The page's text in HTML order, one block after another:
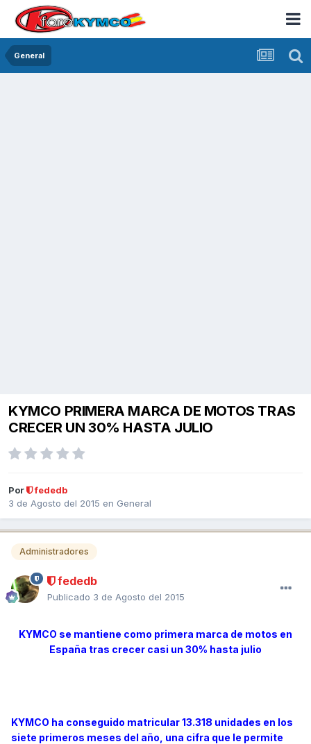
General
KYMCO PRIMERA MARCA DE MOTOS TRAS
CRECER UN 30% HASTA JULIO
Por
fededb
3 de Agosto del 2015 en General
Administradores
fededb
Publicado 3 de Agosto del 2015
KYMCO se mantiene como primera marca de motos en
España tras crecer casi un 30% hasta julio
KYMCO ha conseguido matricular 13.318 unidades en los
siete primeros meses del año, una cifra que le permite